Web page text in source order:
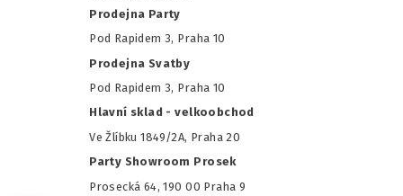
Prodejna Party
Pod Rapidem 3, Praha 10
Prodejna Svatby
Pod Rapidem 3, Praha 10
Hlavní sklad - velkoobchod
Ve Žlíbku 1849/2A, Praha 20
Party Showroom Prosek
Prosecká 64, 190 00 Praha 9